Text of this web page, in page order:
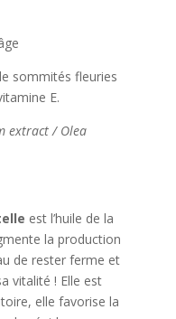
sommités fleuries
E.
extract / Olea
est l’huile de la
la production
de rester ferme et
vitalité ! Elle est
elle favorise la